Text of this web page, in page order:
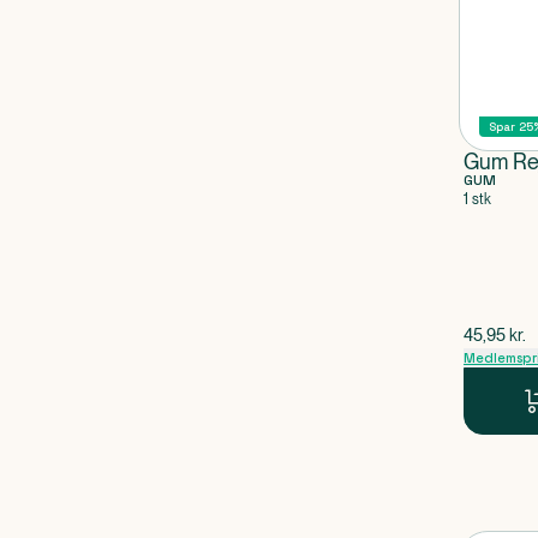
Spar
Gum
GUM
1 stk
$gammel
45,95 kr.